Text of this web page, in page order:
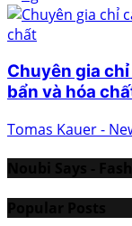
Chuyên gia
bẩn và hóa
Tomas Kauer -